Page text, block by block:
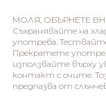
МОЛЯ, ОБЪРНЕТЕ
Съхранявайте на
употреба.
Прекратете
използвайте върху
контакт с очите.
предпазва от